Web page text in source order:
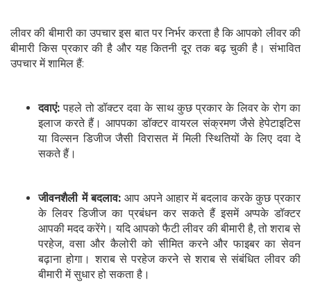
लीवर की बीमारी का उपचार इस बात पर निर्भर करता है कि आपको लीवर की
बीमारी किस प्रकार की है और यह कितनी दूर तक बढ़ चुकी है। संभावित
उपचार में शामिल हैं:
दवाएं: पहले तो डॉक्टर दवा के साथ कुछ प्रकार के लिवर के रोग का
इलाज करते हैं। आपपका डॉक्टर वायरल संक्रमण जैसे हेपेटाइटिस
या विल्सन डिजीज जैसी विरासत में मिली स्थितियों के लिए दवा दे
सकते हैं।
जीवनशैली में बदलाव: आप अपने आहार में बदलाव करके कुछ प्रकार
के लिवर डिजीज का प्रबंधन कर सकते हैं इसमें अप्पके डॉक्टर
आपकी मदद करेंगे। यदि आपको फैटी लीवर की बीमारी है, तो शराब से
परहेज, वसा और कैलोरी को सीमित करने और फाइबर का सेवन
बढ़ाना होगा। शराब से परहेज करने से शराब से संबंधित लीवर की
बीमारी में सुधार हो सकता है।